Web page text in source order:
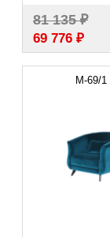
81 135₽
69 776 ₽
M-69/1